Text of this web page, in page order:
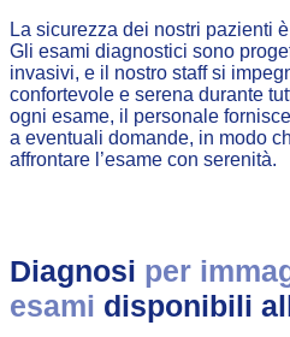
La sicurezza dei nostri pazienti
Gli esami diagnostici sono
invasivi, e il nostro staff si
confortevole e serena durante
ogni esame, il personale
a eventuali domande, in modo
affrontare l’esame con serenità.
Diagnosi per
esami disponibili